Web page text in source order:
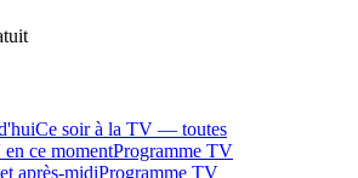
Ce soir à la TV — toutes
ce momentProgramme TV
après-midiProgramme TV